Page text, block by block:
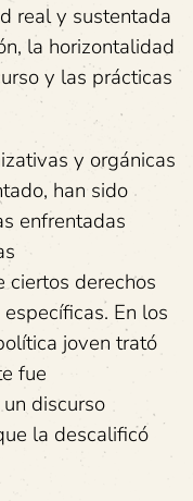
real y sustentada
la horizontalidad
y las prácticas
y orgánicas
han sido
enfrentadas
ciertos derechos
En los
joven trató
fue
discurso
la descalificó